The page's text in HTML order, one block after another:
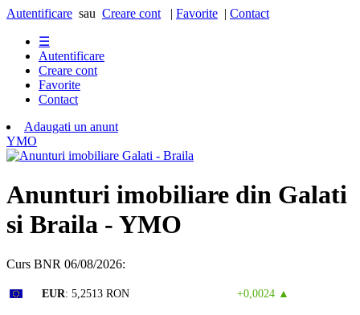
Autentificare sau Creare cont | Favorite | Contact
☰
Autentificare
Creare cont
Favorite
Contact
Adaugati un anunt
YMO
Anunturi imobiliare din Galati
si Braila - YMO
Curs BNR 06/08/2026:
EUR: 5,2513 RON +0,0024 ▲